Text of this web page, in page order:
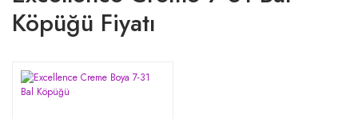
Köpüğü Fiyatı